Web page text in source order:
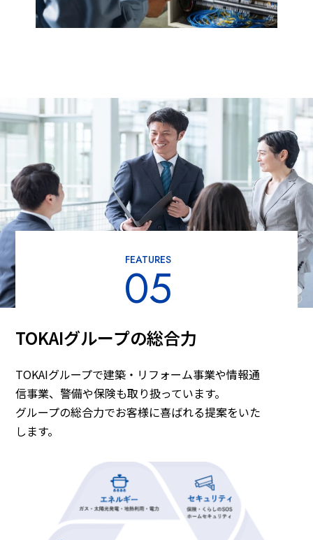
FEATURES
05
TOKAIグループの総合力
TOKAIグループで建築・リフォーム事業や情報通
信事業、警備や保険も取り扱っています。
グループの総合力でお客様に喜ばれる提案をいた
します。